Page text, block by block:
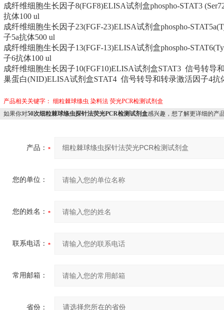
成纤维细胞生长因子8(FGF8)ELISA试剂盒phospho-STAT3
抗体100 ul
成纤维细胞生长因子23(FGF-23)ELISA试剂盒phospho-
子5a抗体500 ul
成纤维细胞生长因子13(FGF-13)ELISA试剂盒phospho-
子6抗体100 ul
成纤维细胞生长因子10(FGF10)ELISA试剂盒STAT3 信号转导
巢蛋白(NID)ELISA试剂盒STAT4 信号转导和转录激活因子4抗
产品相关关键字： 细粒棘球绦虫 染料法 荧光PCR检测试剂盒
如果你对50次细粒棘球绦虫探针法荧光PCR检测试剂盒感兴趣，想了解更详细的产
产品：
您的单位：
您的姓名：
联系电话：
常用邮箱：
省份：